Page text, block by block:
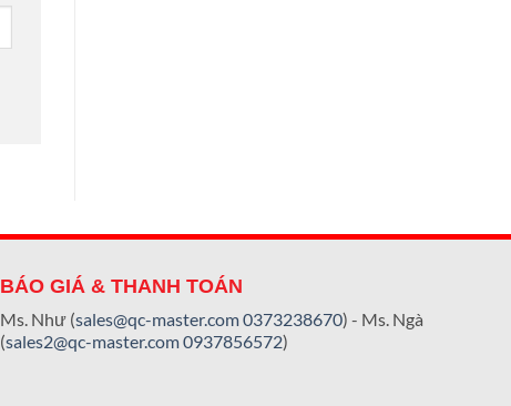
BÁO GIÁ & THANH TOÁN
Ms. Như (sales@qc-master.com0373238670) - Ms. Ngà
(sales2@qc-master.com0937856572)